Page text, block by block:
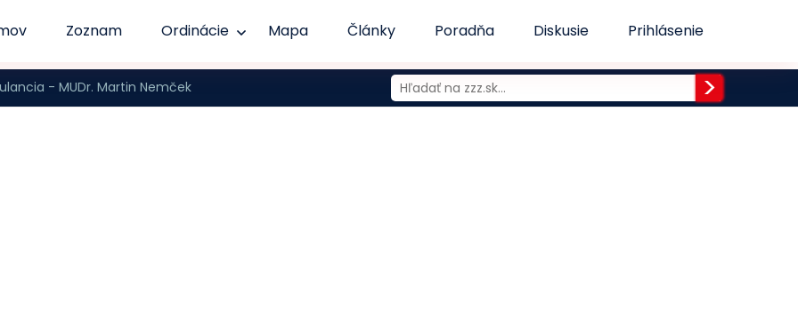
Zoznam Ordinácie Mapa Články Poradňa Diskusie Prihlásenie
- MUDr. Martin Nemček